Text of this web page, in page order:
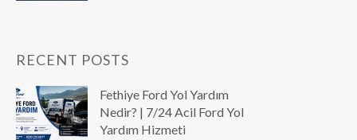
RECENT POSTS
Fethiye Ford Yol Yardım
Nedir? | 7/24 Acil Ford Yol
Yardım Hizmeti